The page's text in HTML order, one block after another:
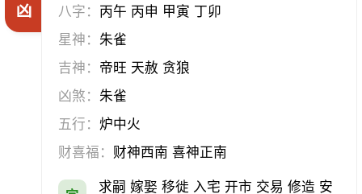
凶
八字： 丙午 丙申 甲寅 丁卯
星神：朱雀
吉神： 帝旺 天赦 贪狼
凶煞：朱雀
五行： 炉中火
财喜福： 财神西南 喜神正南
求嗣 嫁娶 移徙 入宅 开市 交易 修造 安